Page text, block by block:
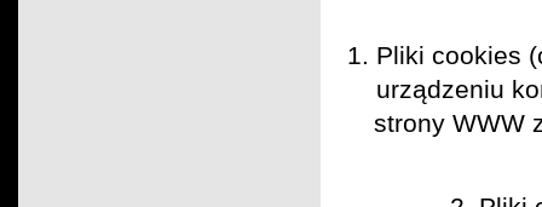
1. Pliki cookies
urządzeniu
strony WWW